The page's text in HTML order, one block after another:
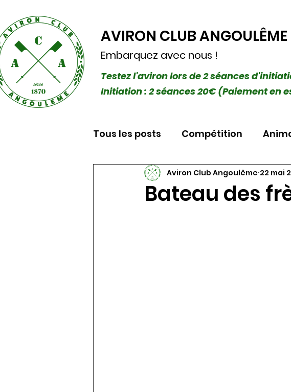
Embarquez avec nous !
Testez l'aviron lors de 2 séances
Initiation : 2 séances 20€ (Paiement en
AVIRON CLUB ANGOULÊME
Tous les posts Compétition
Bateau des
Aviron Club Angoulême 22 mai